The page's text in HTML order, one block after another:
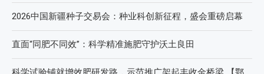
2026中国新疆种子交易会：种业科创新征程，盛会重磅启幕
直面“同肥不同效”：科学精准施肥守护沃土良田